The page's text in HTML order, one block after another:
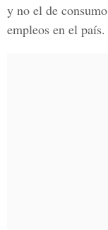
y no el de
empleos en el país.